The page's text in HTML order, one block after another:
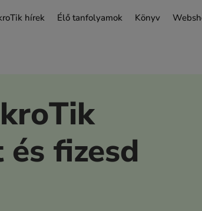
hírek Élő tanfolyamok Könyv
fizesd